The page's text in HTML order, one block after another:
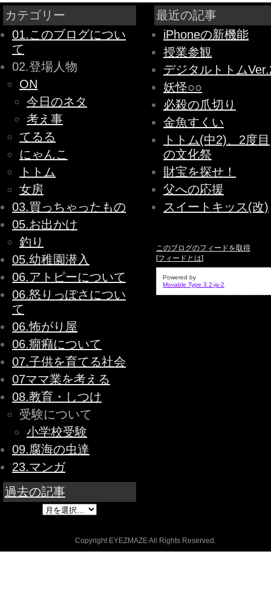
カテゴリー
01.このブログについ
て
02.登場人物
ON
今日のネタ
考え事
てるる
にゃんこ
トトム
女房
03.買っちゃったもの
05.お出かけ
釣り
05.幼稚園潜入
06.アトピーについて
06.怒りっぽさについ
て
06.怖がり屋
06.癇癪について
07.子供を育てる社会
07ママ業を考える
08.教育・しつけ
受験について
小学校受験
09.腐海の虫達
23.マンガ
過去の記事
最近の記事
iPhoneの新機能
授業参観
デジタルトトム
妖怪○○
必殺の爪切り
金魚すくい
トトム(中2)、2度目
の文化祭
財宝を探せ！
父への応援
スイートキッス(改)
このブログのフィードを取得
[フィードとは]
Powered by
Movable Type 3.2-ja-2
Copyright EYEZMAZE All Rights Reserved.